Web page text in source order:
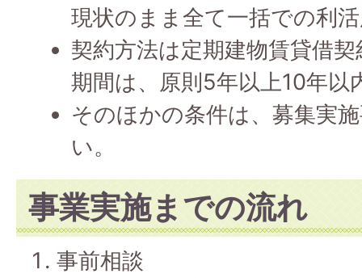
現状のまま全て一括での利
契約方法は定期建物賃貸借
期間は、原則5年以上10年以
そのほかの条件は、募集実
い。
事業実施までの流れ
事前相談